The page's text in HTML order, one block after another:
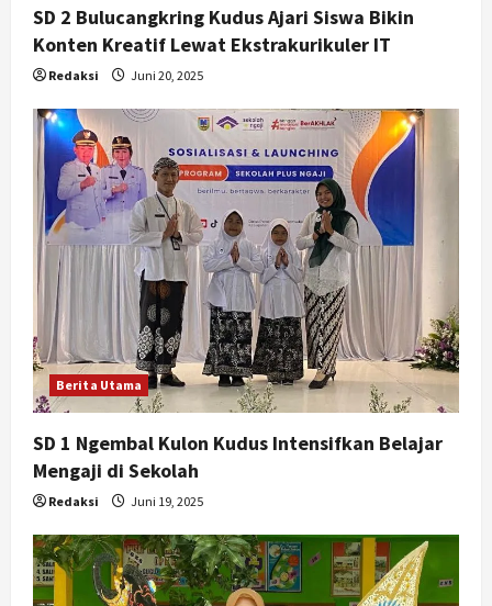
SD 2 Bulucangkring Kudus Ajari Siswa Bikin
Konten Kreatif Lewat Ekstrakurikuler IT
Redaksi Juni 20, 2025
Berita Utama
SD 1 Ngembal Kulon Kudus Intensifkan Belajar
Mengaji di Sekolah
Redaksi Juni 19, 2025